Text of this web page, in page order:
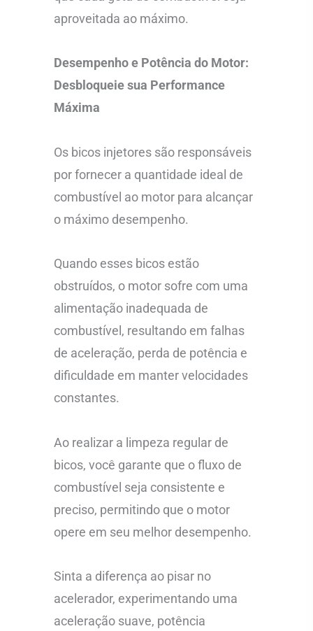
aproveitada ao máximo.
Desempenho e Potência do Motor:
Desbloqueie sua Performance
Máxima
Os bicos injetores são responsáveis
por fornecer a quantidade ideal de
combustível ao motor para alcançar
o máximo desempenho.
Quando esses bicos estão
obstruídos, o motor sofre com uma
alimentação inadequada de
combustível, resultando em falhas
de aceleração, perda de potência e
dificuldade em manter velocidades
constantes.
Ao realizar a limpeza regular de
bicos, você garante que o fluxo de
combustível seja consistente e
preciso, permitindo que o motor
opere em seu melhor desempenho.
Sinta a diferença ao pisar no
acelerador, experimentando uma
aceleração suave, potência